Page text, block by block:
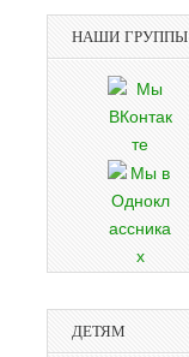
НАШИ ГРУППЫ
ДЕТЯМ